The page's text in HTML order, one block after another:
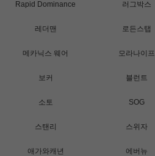
Rapid Dominance 러그박스
레더맨 로든스탭
메카닉스 웨어 모라나이프
보커 블런트
소토 SOG
스탠리 스위자
애가와캐년 에버뉴